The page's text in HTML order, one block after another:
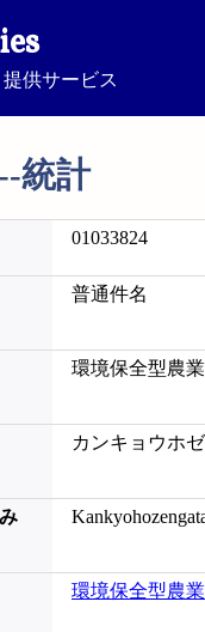
供サービス
統計
01033824
普通件名
環境保全型農
カンキョウホ
環境保全型農業